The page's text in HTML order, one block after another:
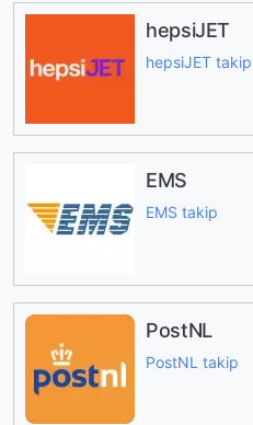
hepsiJET
hepsiJET takip
EMS
EMS takip
PostNL
PostNL takip